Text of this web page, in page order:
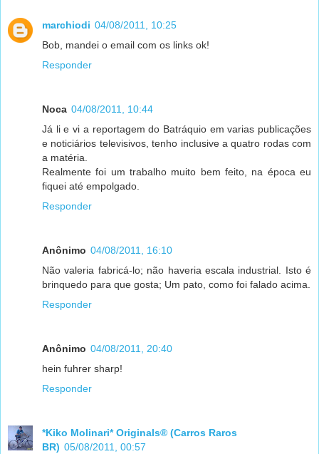
marchiodi 04/08/2011, 10:25
Bob, mandei o email com os links ok!
Responder
Noca 04/08/2011, 10:44
Já li e vi a reportagem do Batráquio em varias publicações
e noticiários televisivos, tenho inclusive a quatro rodas com
a matéria.
Realmente foi um trabalho muito bem feito, na época eu
fiquei até empolgado.
Responder
Anônimo 04/08/2011, 16:10
Não valeria fabricá-lo; não haveria escala industrial. Isto é
brinquedo para que gosta; Um pato, como foi falado acima.
Responder
Anônimo 04/08/2011, 20:40
hein fuhrer sharp!
Responder
*Kiko Molinari* Originals® (Carros Raros
BR) 05/08/2011, 00:57